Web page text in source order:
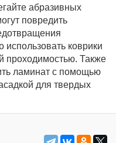
абразивных
повредить
коврики
проходимостью. Также
ламинат с помощью
для твердых